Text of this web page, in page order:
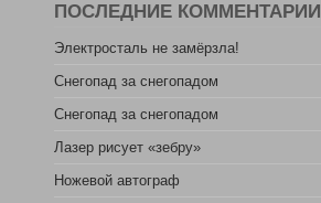
ПОСЛЕДНИЕ КОММЕНТАРИИ
Электросталь не замёрзла!
Снегопад за снегопадом
Снегопад за снегопадом
Лазер рисует «зебру»
Ножевой автограф